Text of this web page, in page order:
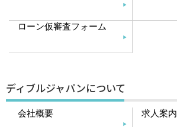
ローン仮審査フォーム
ディブルジャパンについて
会社概要 求人案内